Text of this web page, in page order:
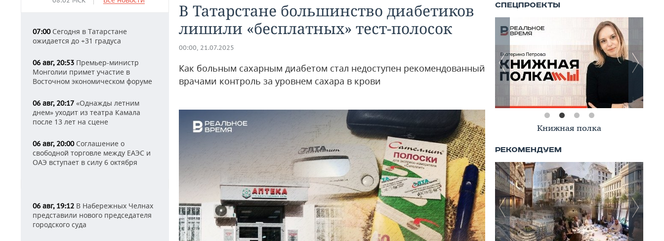
07:00Сегодня в Татарстане
ожидается до +31 градуса
06 авг, 20:53 Премьер-министр
Монголии примет участие в
Восточном экономическом форуме
06 авг, 20:17 «Однажды летним
днем» уходит из театра Камала
после 13 лет на сцене
06 авг, 20:00Соглашение о
свободной торговле между ЕАЭС и
ОАЭ вступает в силу 6 октября
06 авг, 19:12 В Набережных Челнах
представили нового председателя
городского суда
В Татарстане большинство диабетиков
лишили «бесплатных» тест-полосок
00:00, 21.07.2025
Как больным сахарным диабетом стал недоступен рекомендованный
врачами контроль за уровнем сахара в крови
Книжная полка